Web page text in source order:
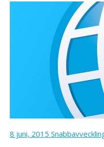
8 juni, 2015